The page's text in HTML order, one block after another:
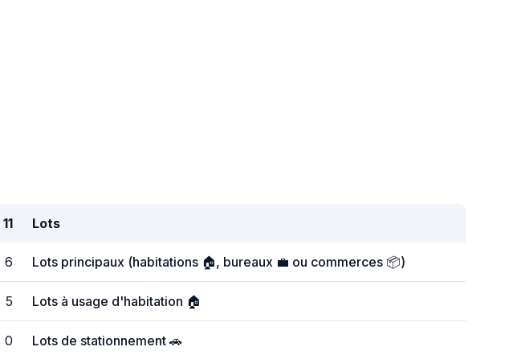
11 Lots
6 Lots principaux (habitations 🏠, bureaux 💼 ou commerces 📦)
5 Lots à usage d'habitation 🏠
0 Lots de stationnement 🚗